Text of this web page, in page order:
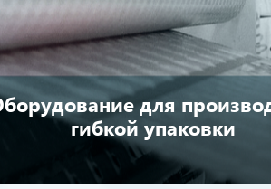
для
гибкой упаковки